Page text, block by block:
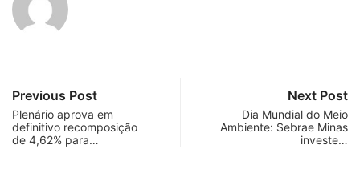
Previous Post
Plenário aprova em
definitivo recomposição
de 4,62% para…
Next Post
Dia Mundial do Meio
Ambiente: Sebrae Minas
investe…